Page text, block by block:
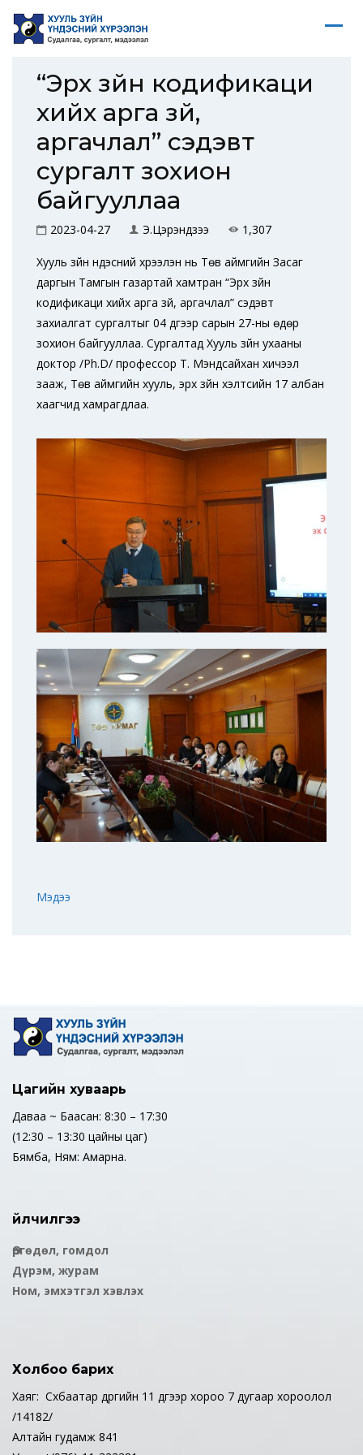
“Эрх зүйн кодификаци
хийх арга зүй,
аргачлал” сэдэвт
сургалт зохион
байгууллаа
2023-04-27 Э.Цэрэндүзээ 1,307
Хууль зүйн үндэсний хүрээлэн нь Төв аймгийн Засаг
даргын Тамгын газартай хамтран “Эрх зүйн
кодификаци хийх арга зүй, аргачлал” сэдэвт
захиалгат сургалтыг 04 дүгээр сарын 27-ны өдөр
зохион байгууллаа. Сургалтад Хууль зүйн ухааны
доктор /Ph.D/ профессор Т. Мэндсайхан хичээл
зааж, Төв аймгийн хууль, эрх зүйн хэлтсийн 17 албан
хаагчид хамрагдлаа.
Мэдээ
Цагийн хуваарь
Даваа ~ Баасан: 8:30 – 17:30
(12:30 – 13:30 цайны цаг)
Бямба, Ням: Амарна.
Үйлчилгээ
Өргөдөл, гомдол
Дүрэм, журам
Ном, эмхэтгэл хэвлэх
Холбоо барих
Хаяг: Сүхбаатар дүүргийн 11 дүгээр хороо 7 дугаар хороолол
/14182/
Алтайн гудамж 841